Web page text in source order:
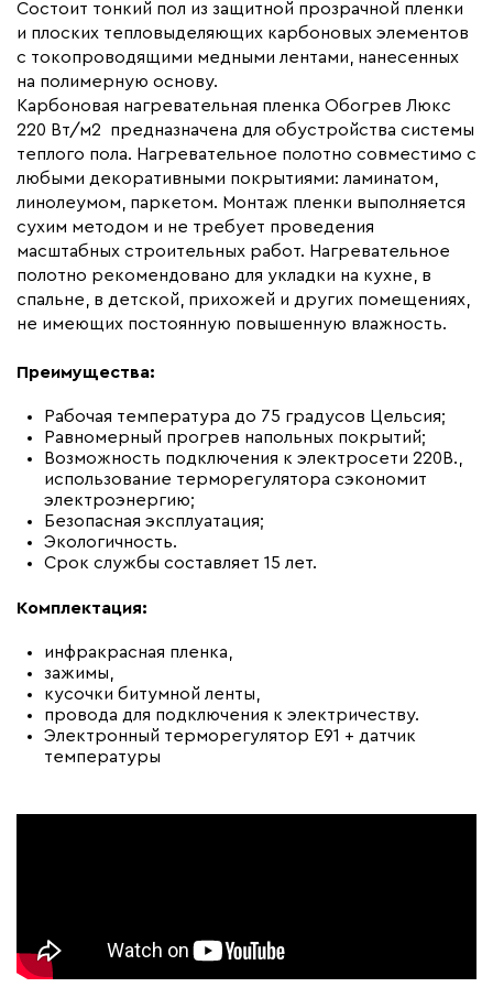
Макс. ток нагрузки (А) 16.0
Ширина (мм) 500
Толщина (мм)
Длина установочного провода, м 2x16
Страна производства
Гарантия (год)
Срок службы(год) 15
Вес (кг) 8,48
Коллекция
Комплекты Обогрев Люкс
50PL
Состоит тонкий пол из защитной прозрачной пленки
и плоских тепловыделяющих карбоновых элементов
с токопроводящими медными лентами, нанесенных
на полимерную основу.
Карбоновая нагревательная пленка Обогрев Люкс
220 Вт/м2 предназначена для обустройства системы
теплого пола. Нагревательное полотно совместимо с
любыми декоративными покрытиями: ламинатом,
линолеумом, паркетом. Монтаж пленки выполняется
сухим методом и не требует проведения
масштабных строительных работ. Нагревательное
полотно рекомендовано для укладки на кухне, в
спальне, в детской, прихожей и других помещениях,
не имеющих постоянную повышенную влажность.
Преимущества:
Рабочая температура до 75 градусов Цельсия;
Равномерный прогрев напольных покрытий;
Возможность подключения к электросети 220В.,
использование терморегулятора сэкономит
электроэнергию;
Безопасная эксплуатация;
Экологичность.
Срок службы составляет 15 лет.
Комплектация:
инфракрасная пленка,
зажимы,
кусочки битумной ленты,
провода для подключения к электричеству.
Электронный терморегулятор E91 + датчик
температуры